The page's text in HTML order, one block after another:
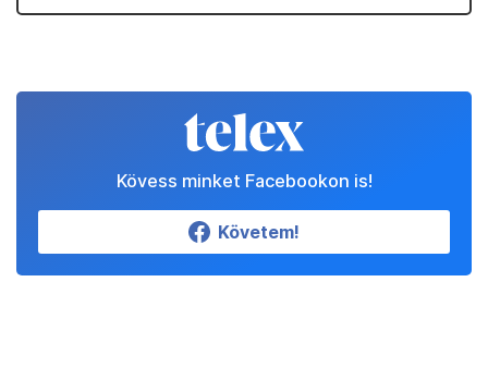
Kövess minket Facebookon is!
Követem!